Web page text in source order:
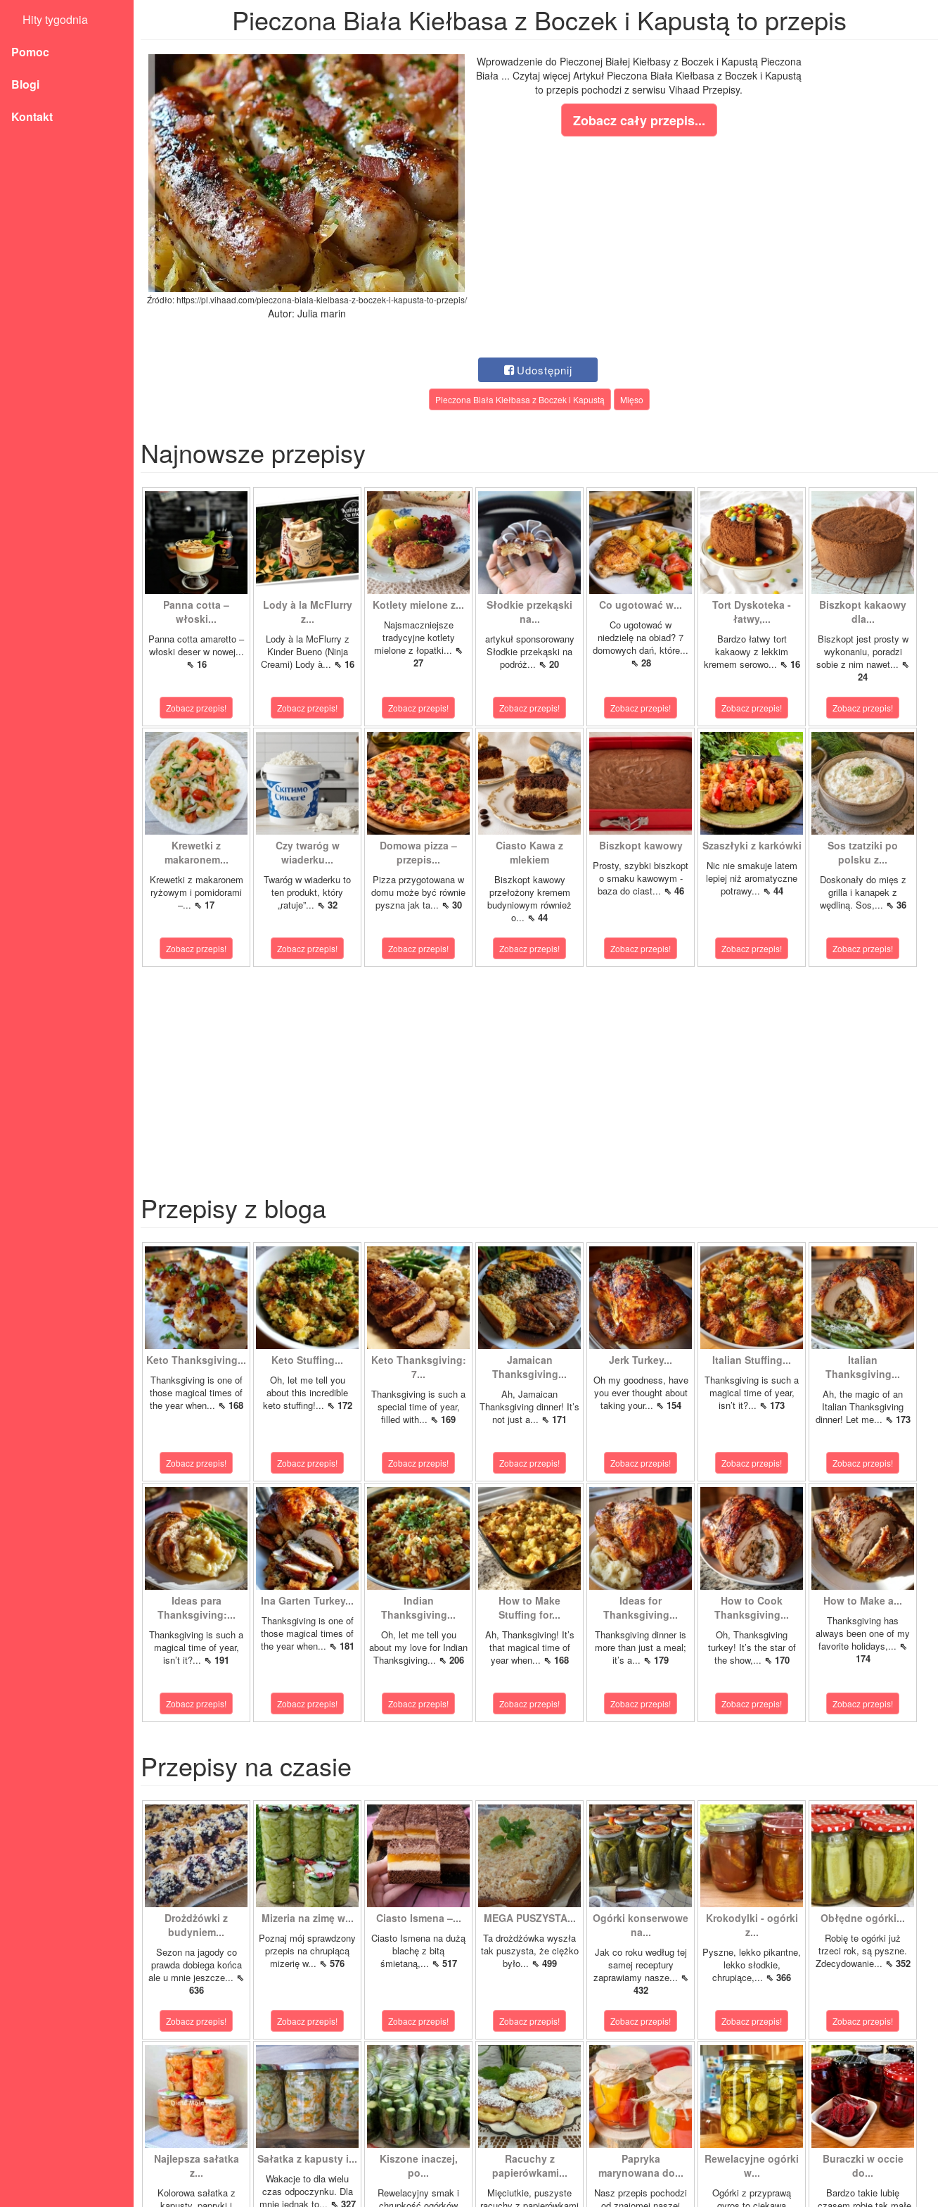
Hity tygodnia
Pomoc
Blogi
Kontakt
Pieczona Biała Kiełbasa z Boczek i Kapustą to przepis
Źródło: https://pl.vihaad.com/pieczona-biala-kielbasa-z-boczek-i-kapusta-to-przepis/
Autor: Julia marin
Wprowadzenie do Pieczonej Białej Kiełbasy z Boczek i Kapustą Pieczona
Biała ... Czytaj więcej Artykuł Pieczona Biała Kiełbasa z Boczek i Kapustą
to przepis pochodzi z serwisu Vihaad Przepisy.
Zobacz cały przepis...
Udostępnij
Pieczona Biała Kiełbasa z Boczek i Kapustą Mięso
Najnowsze przepisy
Panna cotta –
włoski...
Panna cotta amaretto –
włoski deser w nowej...
⇖ 16
Zobacz przepis!
Lody à la McFlurry
z...
Lody à la McFlurry z
Kinder Bueno (Ninja
Creami) Lody à... ⇖ 16
Zobacz przepis!
Kotlety mielone z...
Najsmaczniejsze
tradycyjne kotlety
mielone z łopatki... ⇖
27
Zobacz przepis!
Słodkie przekąski
na...
artykuł sponsorowany
Słodkie przekąski na
podróż... ⇖ 20
Zobacz przepis!
Co ugotować w...
Co ugotować w
niedzielę na obiad? 7
domowych dań, które...
⇖ 28
Zobacz przepis!
Tort Dyskoteka -
łatwy,...
Bardzo łatwy tort
kakaowy z lekkim
kremem serowo... ⇖ 16
Zobacz przepis!
Biszkopt kakaowy
dla...
Biszkopt jest prosty w
wykonaniu, poradzi
sobie z nim nawet... ⇖
24
Zobacz przepis!
Krewetki z
makaronem...
Krewetki z makaronem
ryżowym i pomidorami
–... ⇖ 17
Zobacz przepis!
Czy twaróg w
wiaderku...
Twaróg w wiaderku to
ten produkt, który
„ratuje”... ⇖ 32
Zobacz przepis!
Domowa pizza –
przepis...
Pizza przygotowana w
domu może być równie
pyszna jak ta... ⇖ 30
Zobacz przepis!
Ciasto Kawa z
mlekiem
Biszkopt kawowy
przełożony kremem
budyniowym również
o... ⇖ 44
Zobacz przepis!
Biszkopt kawowy
Prosty, szybki biszkopt
o smaku kawowym -
baza do ciast... ⇖ 46
Zobacz przepis!
Szaszłyki z karkówki
Nic nie smakuje latem
lepiej niż aromatyczne
potrawy... ⇖ 44
Zobacz przepis!
Sos tzatziki po
polsku z...
Doskonały do mięs z
grilla i kanapek z
wędliną. Sos,... ⇖ 36
Zobacz przepis!
Przepisy z bloga
Keto Thanksgiving...
Thanksgiving is one of
those magical times of
the year when... ⇖ 168
Zobacz przepis!
Keto Stuffing...
Oh, let me tell you
about this incredible
keto stuffing!... ⇖ 172
Zobacz przepis!
Keto Thanksgiving:
7...
Thanksgiving is such a
special time of year,
filled with... ⇖ 169
Zobacz przepis!
Jamaican
Thanksgiving...
Ah, Jamaican
Thanksgiving dinner! It’s
not just a... ⇖ 171
Zobacz przepis!
Jerk Turkey...
Oh my goodness, have
you ever thought about
taking your... ⇖ 154
Zobacz przepis!
Italian Stuffing...
Thanksgiving is such a
magical time of year,
isn’t it?... ⇖ 173
Zobacz przepis!
Italian
Thanksgiving...
Ah, the magic of an
Italian Thanksgiving
dinner! Let me... ⇖ 173
Zobacz przepis!
Ideas para
Thanksgiving:...
Thanksgiving is such a
magical time of year,
isn’t it?... ⇖ 191
Zobacz przepis!
Ina Garten Turkey...
Thanksgiving is one of
those magical times of
the year when... ⇖ 181
Zobacz przepis!
Indian
Thanksgiving...
Oh, let me tell you
about my love for Indian
Thanksgiving... ⇖ 206
Zobacz przepis!
How to Make
Stuffing for...
Ah, Thanksgiving! It’s
that magical time of
year when... ⇖ 168
Zobacz przepis!
Ideas for
Thanksgiving...
Thanksgiving dinner is
more than just a meal;
it’s a... ⇖ 179
Zobacz przepis!
How to Cook
Thanksgiving...
Oh, Thanksgiving
turkey! It’s the star of
the show,... ⇖ 170
Zobacz przepis!
How to Make a...
Thanksgiving has
always been one of my
favorite holidays,... ⇖
174
Zobacz przepis!
Przepisy na czasie
Drożdżówki z
budyniem...
Sezon na jagody co
prawda dobiega końca
ale u mnie jeszcze... ⇖
636
Zobacz przepis!
Mizeria na zimę w...
Poznaj mój sprawdzony
przepis na chrupiącą
mizerię w... ⇖ 576
Zobacz przepis!
Ciasto Ismena –...
Ciasto Ismena na dużą
blachę z bitą
śmietaną,... ⇖ 517
Zobacz przepis!
MEGA PUSZYSTA...
Ta drożdżówka wyszła
tak puszysta, że ciężko
było... ⇖ 499
Zobacz przepis!
Ogórki konserwowe
na...
Jak co roku według tej
samej receptury
zaprawiamy nasze... ⇖
432
Zobacz przepis!
Krokodylki - ogórki
z...
Pyszne, lekko pikantne,
lekko słodkie,
chrupiące,... ⇖ 366
Zobacz przepis!
Obłędne ogórki...
Robię te ogórki już
trzeci rok, są pyszne.
Zdecydowanie... ⇖ 352
Zobacz przepis!
Najlepsza sałatka
z...
Kolorowa sałatka z
Sałatka z kapusty i...
Wakacje to dla wielu
czas odpoczynku. Dla
mnie jednak to... ⇖ 327
Kiszone inaczej,
po...
Rewelacyjny smak i
Racuchy z
papierówkami...
Mięciutkie, puszyste
Papryka
marynowana do...
Nasz przepis pochodzi
Rewelacyjne ogórki
w...
Ogórki z przyprawą
Buraczki w occie
do...
Bardzo takie lubię